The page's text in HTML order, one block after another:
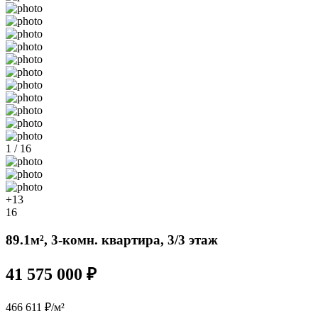
1 / 16
+13
16
89.1м², 3-комн. квартира, 3/3 этаж
41 575 000 ₽
466 611 ₽/м²